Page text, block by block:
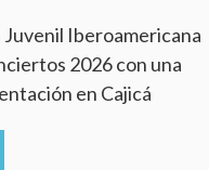
Juvenil Iberoamericana
2026 con una
en Cajicá